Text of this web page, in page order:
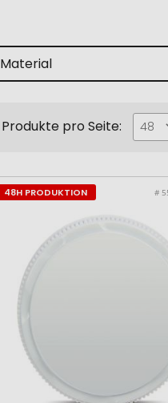
Material
Produkte pro Seite: 48
48H PRODUKTION #